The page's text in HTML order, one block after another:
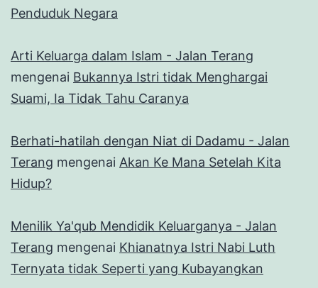
Penduduk Negara
Arti Keluarga dalam Islam - Jalan Terang
mengenai Bukannya Istri tidak Menghargai
Suami, Ia Tidak Tahu Caranya
Berhati-hatilah dengan Niat di Dadamu - Jalan
Terang mengenai Akan Ke Mana Setelah Kita
Hidup?
Menilik Ya'qub Mendidik Keluarganya - Jalan
Terang mengenai Khianatnya Istri Nabi Luth
Ternyata tidak Seperti yang Kubayangkan